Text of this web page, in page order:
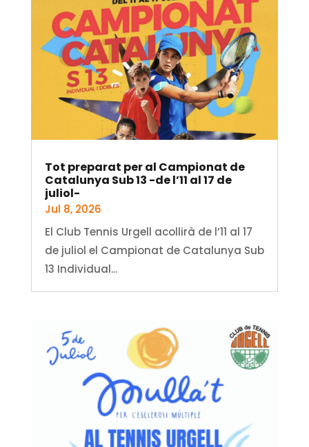
Tot preparat per al Campionat de
Catalunya Sub 13 -de l’11 al 17 de
juliol-
Jul 8, 2026
El Club Tennis Urgell acollirà de l’11 al 17
de juliol el Campionat de Catalunya Sub
13 Individual...